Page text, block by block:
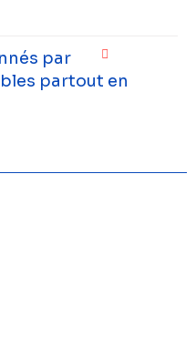
par
partout en